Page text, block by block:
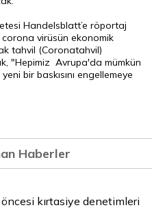
Handelsblatt’e röportaj
virüsün ekonomik
tahvil (Coronatahvil)
"Hepimiz Avrupa'da mümkün
bir baskısını engellemeye
Haberler
kırtasiye denetimleri